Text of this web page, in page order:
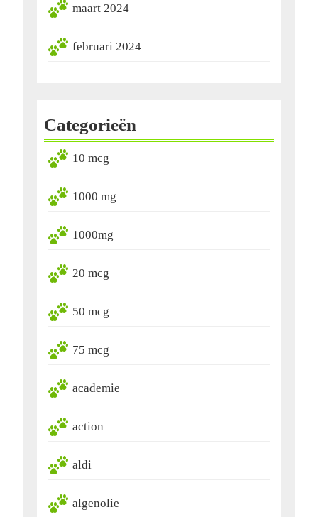
maart 2024
februari 2024
Categorieën
10 mcg
1000 mg
1000mg
20 mcg
50 mcg
75 mcg
academie
action
aldi
algenolie